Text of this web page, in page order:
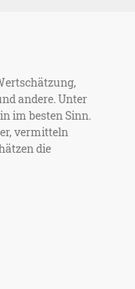
andere. Unter
im besten Sinn.
vermitteln
die